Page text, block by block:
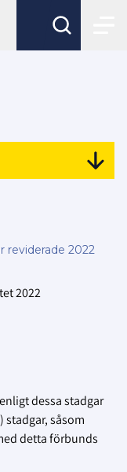
reviderade 2022
2022
dessa stadgar
stadgar, såsom
detta förbunds